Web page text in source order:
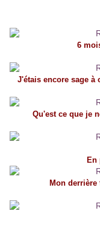
6
J'étais encore sage à
Qu'est ce que je
En
Mon derrière